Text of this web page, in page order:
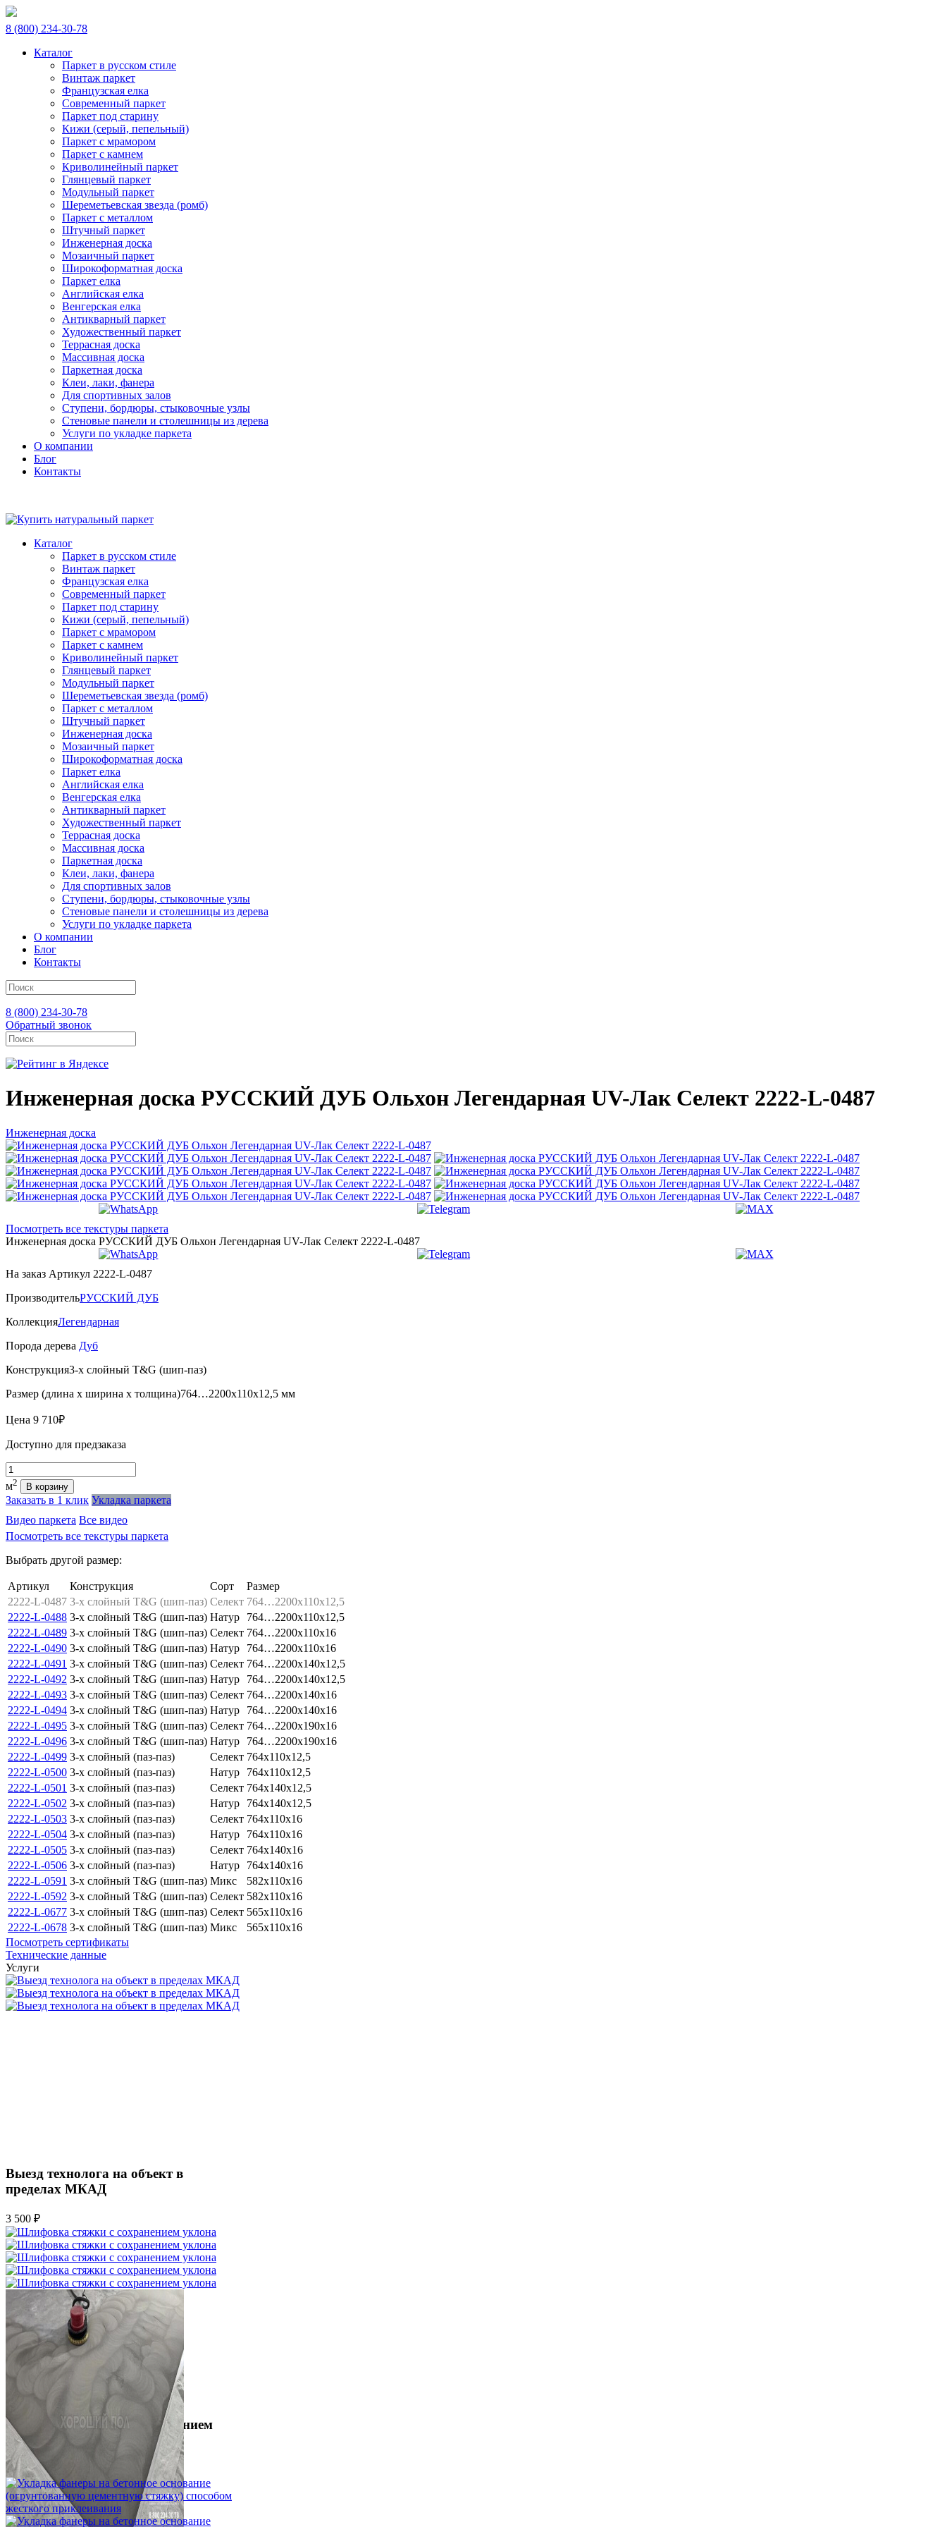
8 (800) 234-30-78
Каталог
Паркет в русском стиле
Винтаж паркет
Французская елка
Современный паркет
Паркет под старину
Кижи (серый, пепельный)
Паркет с мрамором
Паркет с камнем
Криволинейный паркет
Глянцевый паркет
Модульный паркет
Шереметьевская звезда (ромб)
Паркет с металлом
Штучный паркет
Инженерная доска
Мозаичный паркет
Широкоформатная доска
Паркет елка
Английская елка
Венгерская елка
Антикварный паркет
Художественный паркет
Террасная доска
Массивная доска
Паркетная доска
Клеи, лаки, фанера
Для спортивных залов
Ступени, бордюры, стыковочные узлы
Стеновые панели и столешницы из дерева
Услуги по укладке паркета
О компании
Блог
Контакты
Каталог
Паркет в русском стиле
Винтаж паркет
Французская елка
Современный паркет
Паркет под старину
Кижи (серый, пепельный)
Паркет с мрамором
Паркет с камнем
Криволинейный паркет
Глянцевый паркет
Модульный паркет
Шереметьевская звезда (ромб)
Паркет с металлом
Штучный паркет
Инженерная доска
Мозаичный паркет
Широкоформатная доска
Паркет елка
Английская елка
Венгерская елка
Антикварный паркет
Художественный паркет
Террасная доска
Массивная доска
Паркетная доска
Клеи, лаки, фанера
Для спортивных залов
Ступени, бордюры, стыковочные узлы
Стеновые панели и столешницы из дерева
Услуги по укладке паркета
О компании
Блог
Контакты
8 (800) 234-30-78
Обратный звонок
Инженерная доска РУССКИЙ ДУБ Ольхон Легендарная UV-Лак Селект 2222-L-0487
Инженерная доска
Посмотреть все текстуры паркета
Инженерная доска РУССКИЙ ДУБ Ольхон Легендарная UV-Лак Селект 2222-L-0487
На заказ Артикул 2222-L-0487
ПроизводительРУССКИЙ ДУБ
КоллекцияЛегендарная
Порода дерева Дуб
Конструкция3-х слойный T&G (шип-паз)
Размер (длина х ширина х толщина)764…2200х110х12,5 мм
Цена 9 710₽
Доступно для предзаказа
Количество
м2 В корзину
Заказать в 1 клик Укладка паркета
Видео паркета Все видео
Посмотреть все текстуры паркета
Выбрать другой размер:
Артикул Конструкция Сорт
Размер
2222-L-0487 3-х слойный T&G (шип-паз) Селект 764…2200x110x12,5
2222-L-0488 3-х слойный T&G (шип-паз) Натур
764…2200x110x12,5
2222-L-0489 3-х слойный T&G (шип-паз) Селект 764…2200x110x16
2222-L-0490 3-х слойный T&G (шип-паз) Натур
764…2200x110x16
2222-L-0491 3-х слойный T&G (шип-паз) Селект 764…2200x140x12,5
2222-L-0492 3-х слойный T&G (шип-паз) Натур
764…2200x140x12,5
2222-L-0493 3-х слойный T&G (шип-паз) Селект 764…2200x140x16
2222-L-0494 3-х слойный T&G (шип-паз) Натур
764…2200x140x16
2222-L-0495 3-х слойный T&G (шип-паз) Селект 764…2200x190x16
2222-L-0496 3-х слойный T&G (шип-паз) Натур
764…2200x190x16
2222-L-0499 3-х слойный (паз-паз) Селект 764x110x12,5
2222-L-0500 3-х слойный (паз-паз) Натур
764x110x12,5
2222-L-0501 3-х слойный (паз-паз) Селект 764x140x12,5
2222-L-0502 3-х слойный (паз-паз) Натур
764x140x12,5
2222-L-0503 3-х слойный (паз-паз) Селект 764x110x16
2222-L-0504 3-х слойный (паз-паз) Натур
764x110x16
2222-L-0505 3-х слойный (паз-паз) Селект 764x140x16
2222-L-0506 3-х слойный (паз-паз) Натур
764x140x16
2222-L-0591 3-х слойный T&G (шип-паз) Микс
582x110x16
2222-L-0592 3-х слойный T&G (шип-паз) Селект 582x110x16
2222-L-0677 3-х слойный T&G (шип-паз) Селект 565x110x16
2222-L-0678 3-х слойный T&G (шип-паз) Микс
565x110x16
Посмотреть сертификаты
Технические данные
Услуги
Выезд технолога на объект в
пределах МКАД
3 500 ₽
Шлифовка стяжки с сохранением
уклона
1 500 ₽